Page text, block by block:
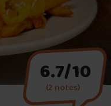
6.7/10
(2 notes)